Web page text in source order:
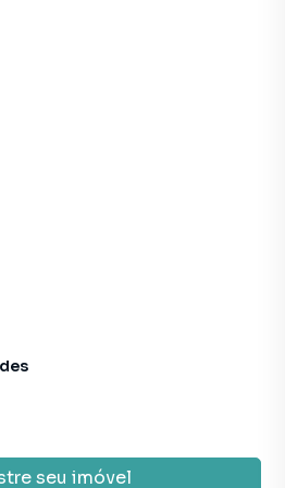
atender proprietários e
seu imóvel